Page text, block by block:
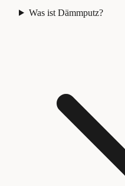
Was ist Dämmputz?